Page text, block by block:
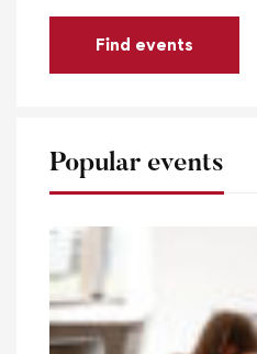
Find events
Popular events